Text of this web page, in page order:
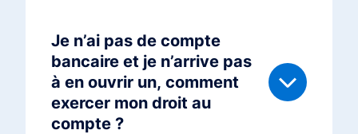
Je n’ai pas de compte
bancaire et je n’arrive pas
à en ouvrir un, comment
exercer mon droit au
compte ?